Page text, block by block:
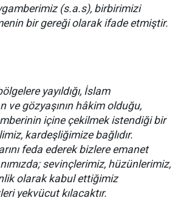
(s.a.s), birbirimizi
bir gereği olarak ifade etmiştir.
yayıldığı, İslam
ve gözyaşının hâkim olduğu,
içine çekilmek istendiği bir
kardeşliğimize bağlıdır.
feda ederek bizlere emanet
sevinçlerimiz, hüzünlerimiz,
olarak kabul ettiğimiz
yekvücut kılacaktır.